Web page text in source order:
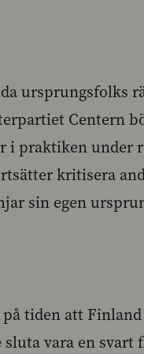
ursprungsfolks
Centern
i praktiken under
kritisera
sin egen
tiden att
sluta vara en